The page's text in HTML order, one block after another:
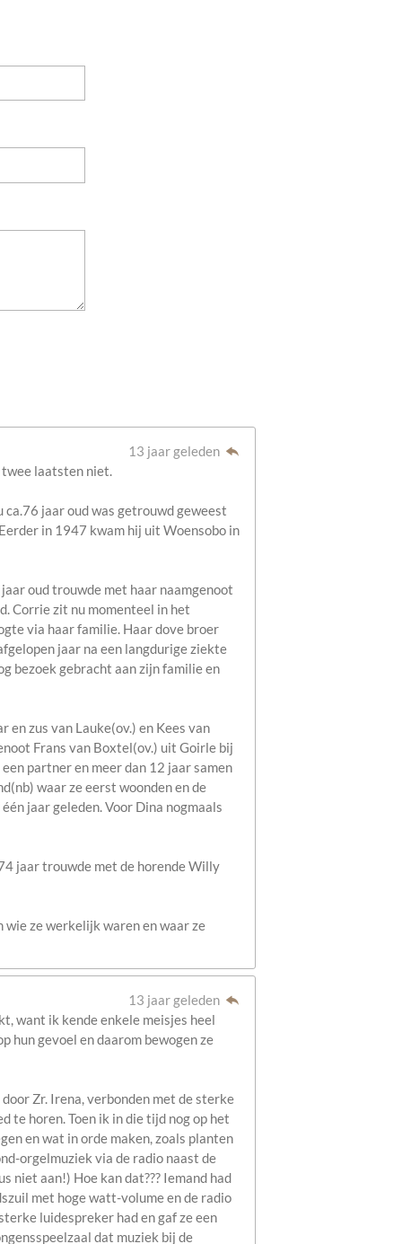
13 jaar geleden
twee laatsten niet.
jaar oud was getrouwd geweest
in 1947 kwam hij uit Woensobo in
oud trouwde met haar naamgenoot
Corrie zit nu momenteel in het
via haar familie. Haar dove broer
jaar na een langdurige ziekte
bezoek gebracht aan zijn familie en
zus van Lauke(ov.) en Kees van
Frans van Boxtel(ov.) uit Goirle bij
partner en meer dan 12 jaar samen
waar ze eerst woonden en de
jaar geleden. Voor Dina nogmaals
jaar trouwde met de horende Willy
ze werkelijk waren en waar ze
13 jaar geleden
want ik kende enkele meisjes heel
hun gevoel en daarom bewogen ze
Zr. Irena, verbonden met de sterke
te horen. Toen ik in die tijd nog op het
en wat in orde maken, zoals planten
orgelmuziek via de radio naast de
niet aan!) Hoe kan dat??? Iemand had
met hoge watt-volume en de radio
luidespreker had en gaf ze een
dat muziek bij de